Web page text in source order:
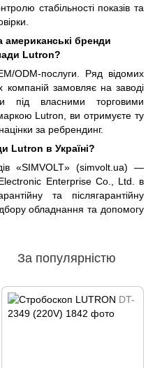
стабільності показів та
бренди
Lutron?
ODM-послуги. Ряд відомих
компаній замовляє на заводі
під власними торговими
Lutron, ви отримуєте ту
за ребрендинг.
Lutron в Україні?
«SIMVOLT» (simvolt.ua) —
Enterprise Co., Ltd. в
та післягарантійну
обладнання та допомогу
За популярністю